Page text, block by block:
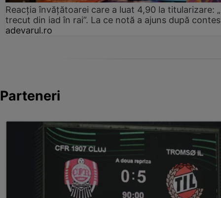
Reacția învățătoarei care a luat 4,90 la titularizare:
trecut din iad în rai”. La ce notă a ajuns după
adevarul.ro
Parteneri